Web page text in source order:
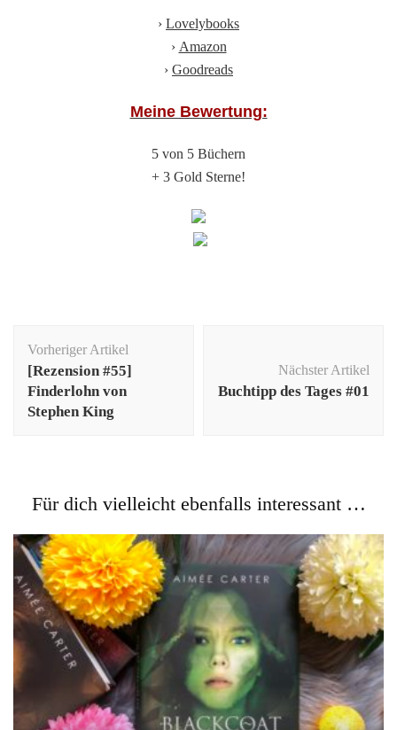
› Lovelybooks
› Amazon
› Goodreads
Meine Bewertung:
5 von 5 Büchern
+ 3 Gold Sterne!
Vorheriger Artikel
[Rezension #55]
Finderlohn von
Stephen King
Nächster Artikel
Buchtipp des Tages #01
Für dich vielleicht ebenfalls interessant …